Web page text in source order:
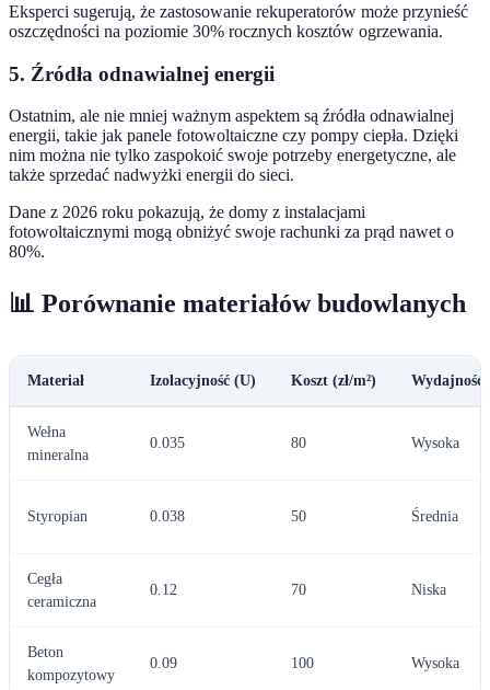
Eksperci sugerują, że zastosowanie rekuperatorów może przynieść
oszczędności na poziomie 30% rocznych kosztów ogrzewania.
5. Źródła odnawialnej energii
Ostatnim, ale nie mniej ważnym aspektem są źródła odnawialnej
energii, takie jak panele fotowoltaiczne czy pompy ciepła. Dzięki
nim można nie tylko zaspokoić swoje potrzeby energetyczne, ale
także sprzedać nadwyżki energii do sieci.
Dane z 2026 roku pokazują, że domy z instalacjami
fotowoltaicznymi mogą obniżyć swoje rachunki za prąd nawet o
80%.
📊 Porównanie materiałów budowlanych
Materiał Izolacyjność (U) Koszt (zł/m²) Wydajność
Wełna
mineralna
0.035 80 Wysoka
Styropian 0.038 50 Średnia
Cegła
ceramiczna
0.12 70 Niska
Beton
kompozytowy
0.09 100 Wysoka